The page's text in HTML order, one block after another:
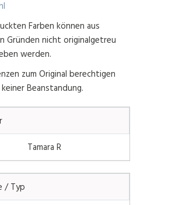
Farben können aus
Gründen nicht originalgetreu
werden.
zum Original berechtigen
Beanstandung.
Tamara R
/ Typ